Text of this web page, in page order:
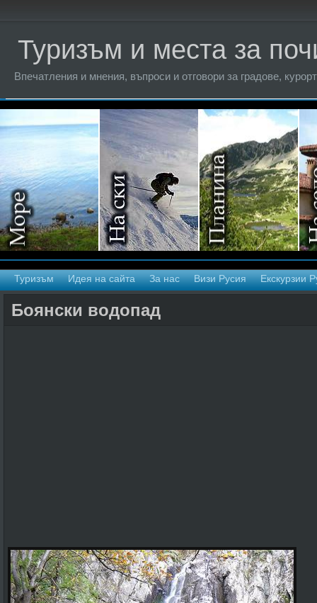
Туризъм и места за
Впечатления и мнения, въпроси и отговори за градове,
Туризъм Идея на сайта За нас Визи Русия Екскурзии
Боянски водопад